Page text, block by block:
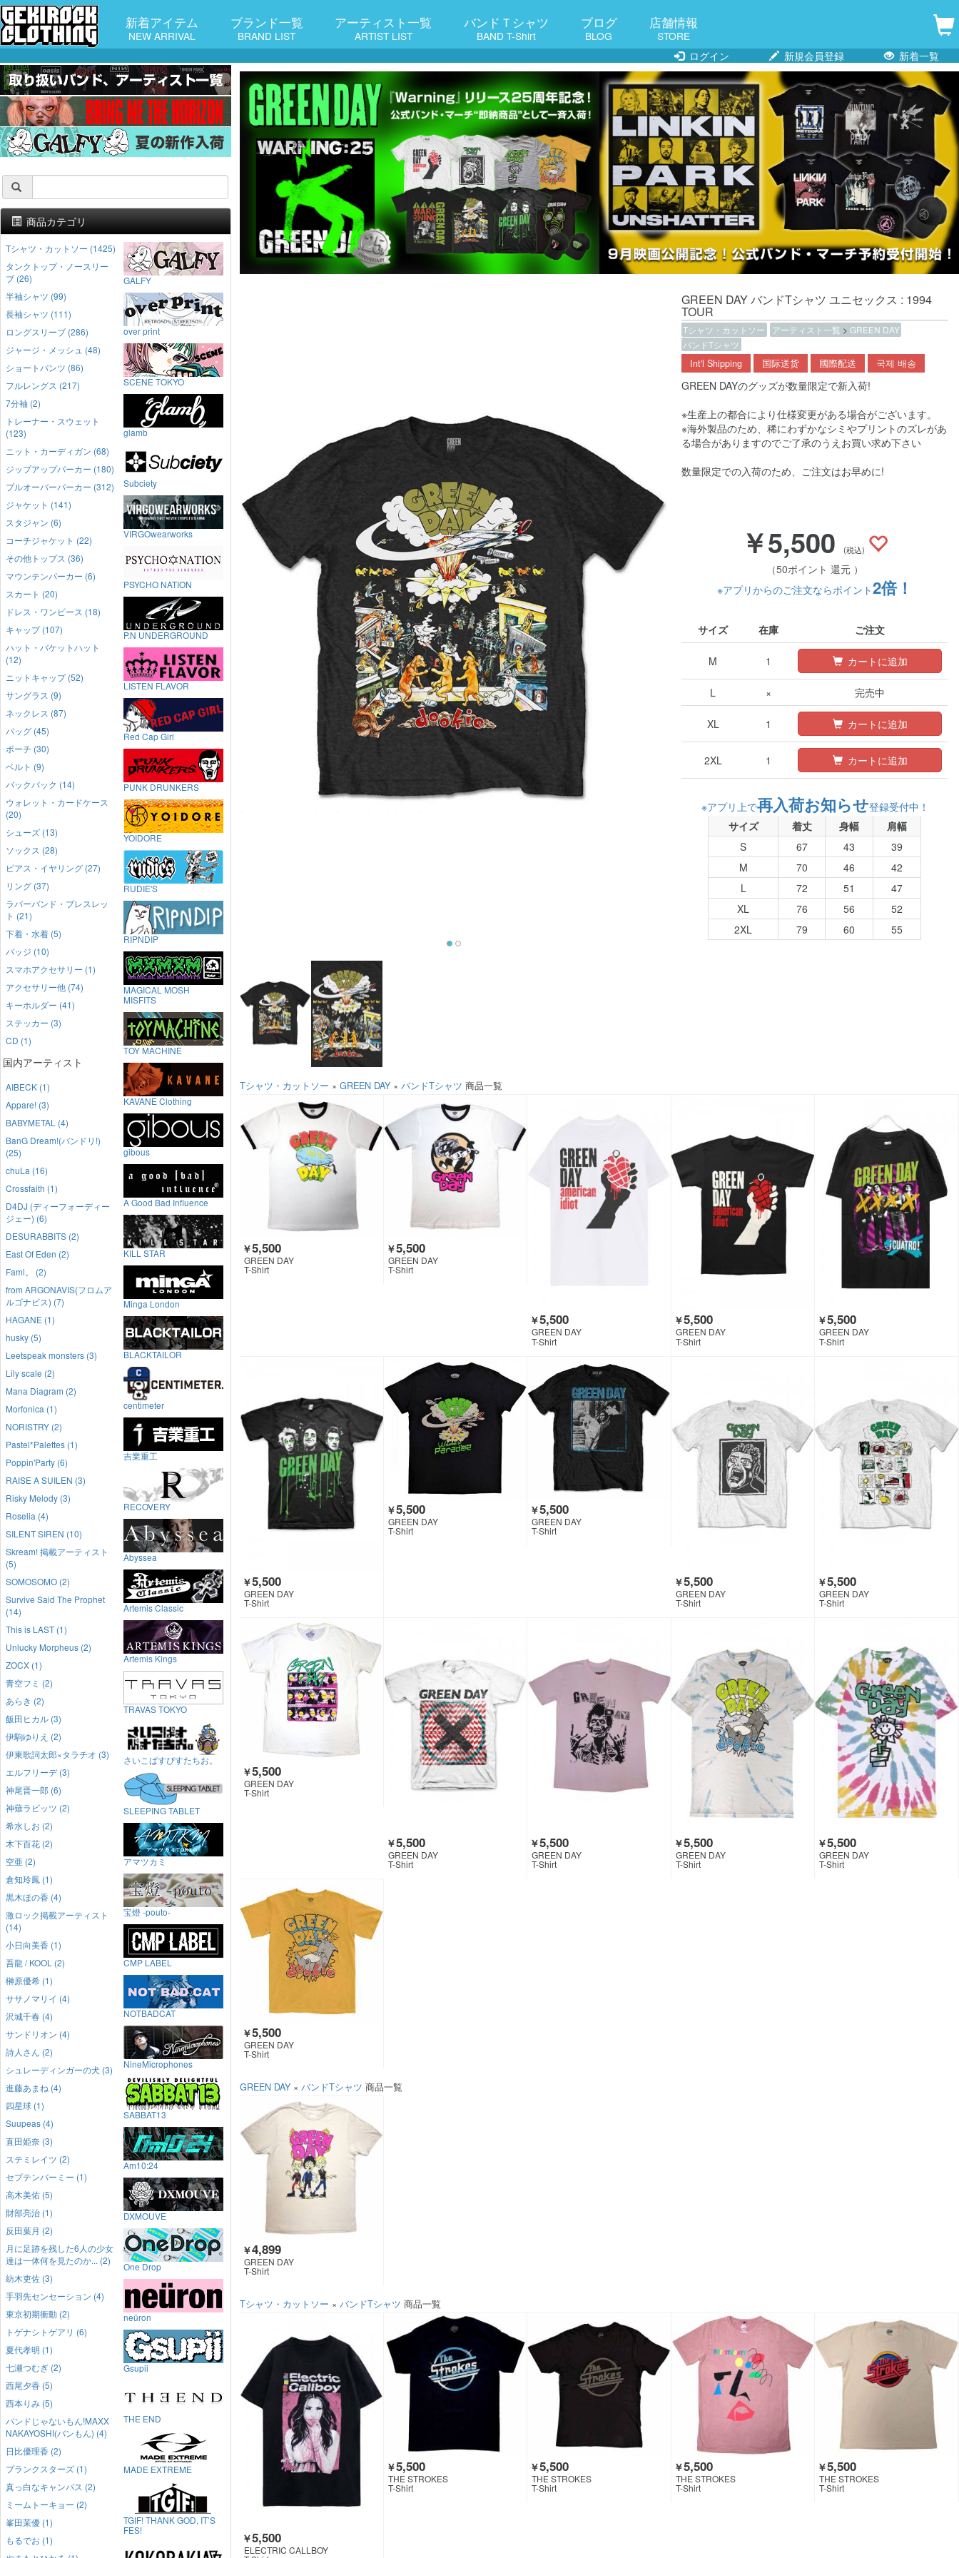
新着アイテム
NEW ARRIVAL
ブランド一覧
BRAND LIST
アーティスト一覧
ARTIST LIST
バンドＴシャツ
BAND T-Shirt
ブログ
BLOG
店舗情報
STORE
ログイン
新規会員登録 新着一覧
GREEN DAY バンドTシャツ ユニセックス : 1994
TOUR
Tシャツ・カットソー アーティスト一覧 > GREEN DAY
バンドTシャツ
Int'l Shipping 国际送货 國際配送 국제 배송
GREEN DAYのグッズが数量限定で新入荷!
※生産上の都合により仕様変更がある場合がございます。
※海外製品のため、稀にわずかなシミやプリントのズレがあ
る場合がありますのでご了承のうえお買い求め下さい
数量限定での入荷のため、ご注文はお早めに!
￥5,500 (税込)
（50ポイント 還元 ）
※アプリからのご注文ならポイント2倍！
サイズ 在庫 ご注文
M 1 カートに追加
L × 完売中
XL 1 カートに追加
2XL 1 カートに追加
※アプリ上で再入荷お知らせ登録受付中！
サイズ
着丈 身幅
肩幅
S
67 43
39
M
70 46
42
L
72 51
47
XL
76 56
52
2XL
79 60 55
Tシャツ・カットソー × GREEN DAY × バンドTシャツ 商品一覧
￥5,500
GREEN DAY
T-Shirt
￥5,500
GREEN DAY
T-Shirt
￥5,500
GREEN DAY
T-Shirt
￥5,500
GREEN DAY
T-Shirt
￥5,500
GREEN DAY
T-Shirt
￥5,500
GREEN DAY
T-Shirt
￥5,500
GREEN DAY
T-Shirt
￥5,500
GREEN DAY
T-Shirt
￥5,500
GREEN DAY
T-Shirt
￥5,500
GREEN DAY
T-Shirt
￥5,500
GREEN DAY
T-Shirt
￥5,500
GREEN DAY
T-Shirt
￥5,500
GREEN DAY
T-Shirt
￥5,500
GREEN DAY
T-Shirt
￥5,500
GREEN DAY
T-Shirt
￥5,500
GREEN DAY
T-Shirt
GREEN DAY × バンドTシャツ 商品一覧
￥4,899
GREEN DAY
T-Shirt
Tシャツ・カットソー × バンドTシャツ 商品一覧
￥5,500
ELECTRIC CALLBOY
￥5,500
THE STROKES
T-Shirt
￥5,500
THE STROKES
T-Shirt
￥5,500
THE STROKES
T-Shirt
￥5,500
THE STROKES
T-Shirt
商品カテゴリ
Tシャツ・カットソー (1425)
タンクトップ・ノースリー
ブ (26)
半袖シャツ (99)
長袖シャツ (111)
ロングスリーブ (286)
ジャージ・メッシュ (48)
ショートパンツ (86)
フルレングス (217)
7分袖 (2)
トレーナー・スウェット
(123)
ニット・カーディガン (68)
ジップアップパーカー (180)
プルオーバーパーカー (312)
ジャケット (141)
スタジャン (6)
コーチジャケット (22)
その他トップス (36)
マウンテンパーカー (6)
スカート (20)
ドレス・ワンピース (18)
キャップ (107)
ハット・バケットハット
(12)
ニットキャップ (52)
サングラス (9)
ネックレス (87)
バッグ (45)
ポーチ (30)
ベルト (9)
バックパック (14)
ウォレット・カードケース
(20)
シューズ (13)
ソックス (28)
ピアス・イヤリング (27)
リング (37)
ラバーバンド・ブレスレッ
ト (21)
下着・水着 (5)
バッジ (10)
スマホアクセサリー (1)
アクセサリー他 (74)
キーホルダー (41)
ステッカー (3)
CD (1)
国内アーティスト
AIBECK (1)
Appare! (3)
BABYMETAL (4)
BanG Dream!(バンドリ!)
(25)
chuLa (16)
Crossfaith (1)
D4DJ (ディーフォーディー
ジェー) (6)
DESURABBITS (2)
East Of Eden (2)
Fami。 (2)
from ARGONAVIS(フロムア
ルゴナビス) (7)
HAGANE (1)
husky (5)
Leetspeak monsters (3)
Lily scale (2)
Mana Diagram (2)
Morfonica (1)
NORISTRY (2)
Pastel*Palettes (1)
Poppin'Party (6)
RAISE A SUILEN (3)
Risky Melody (3)
Roselia (4)
SILENT SIREN (10)
Skream! 掲載アーティスト
(5)
SOMOSOMO (2)
Survive Said The Prophet
(14)
This is LAST (1)
Unlucky Morpheus (2)
ZOCX (1)
青空フミ (2)
あらき (2)
飯田ヒカル (3)
伊駒ゆりえ (2)
伊東歌詞太郎×タラチオ (3)
エルフリーデ (3)
神尾晋一郎 (6)
神薙ラビッツ (2)
希水しお (2)
木下百花 (2)
空亜 (2)
倉知玲鳳 (1)
黒木ほの香 (4)
激ロック掲載アーティスト
(14)
小日向美香 (1)
吾龍 / KOOL (2)
榊原優希 (1)
ササノマリイ (4)
沢城千春 (4)
サンドリオン (4)
詩人さん (2)
シュレーディンガーの犬 (3)
進藤あまね (4)
四星球 (1)
Suupeas (4)
直田姫奈 (3)
ステミレイツ (2)
セプテンバーミー (1)
高木美佑 (5)
財部亮治 (1)
反田葉月 (2)
月に足跡を残した6人の少女
達は一体何を見たのか... (2)
紡木吏佐 (3)
手羽先センセーション (4)
東京初期衝動 (2)
トゲナシトゲアリ (6)
夏代孝明 (1)
七瀬つむぎ (2)
西尾夕香 (5)
西本りみ (5)
バンドじゃないもん!MAXX
NAKAYOSHI(バンもん) (4)
日比優理香 (2)
プランクスターズ (1)
真っ白なキャンバス (2)
ミームトーキョー (2)
峯田茉優 (1)
もるでお (1)
GALFY
over print
SCENE TOKYO
glamb
Subciety
VIRGOwearworks
PSYCHO NATION
P.N UNDERGROUND
LISTEN FLAVOR
Red Cap Girl
PUNK DRUNKERS
YOIDORE
RUDIE'S
RIPNDIP
MAGICAL MOSH
MISFITS
TOY MACHINE
KAVANE Clothing
gibous
A Good Bad Influence
KILL STAR
Minga London
BLACKTAILOR
centimeter
吉業重工
RECOVERY
Abyssea
Artemis Classic
Artemis Kings
TRAVAS TOKYO
さいこぱすぴすたちお。
SLEEPING TABLET
アマツカミ
宝燈 -pouto-
CMP LABEL
NOTBADCAT
NineMicrophones
SABBAT13
Am10:24
DXMOUVE
One Drop
neüron
Gsupii
THE END
MADE EXTREME
TGIF! THANK GOD, IT’S
FES!